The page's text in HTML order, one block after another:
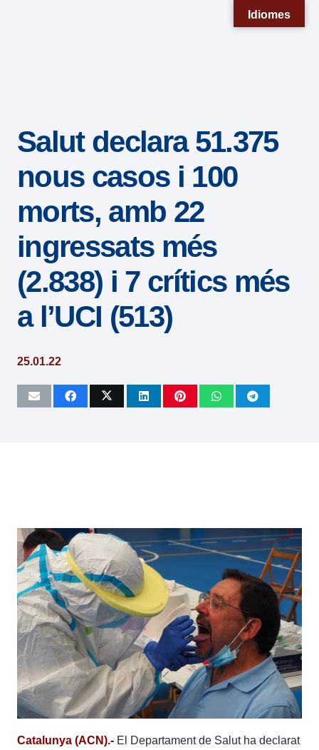
sistema
accesibilidad.
Salut declara 51.375
nous casos i 100
morts, amb 22
ingressats més
(2.838) i 7 crítics més
a l’UCI (513)
25.01.22
Catalunya (ACN).- El Departament de Salut ha declarat
Idiomes